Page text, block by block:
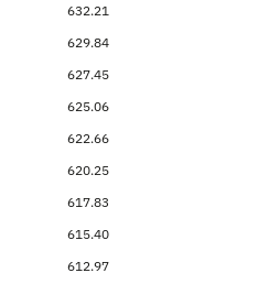
632.21
629.84
627.45
625.06
622.66
620.25
617.83
615.40
612.97